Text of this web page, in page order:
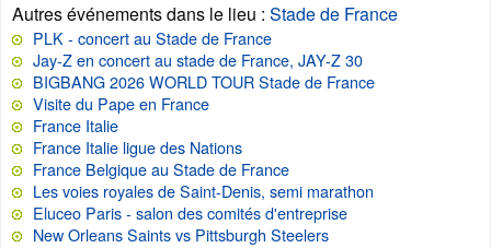
Autres événements dans le lieu : Stade de France
PLK - concert au Stade de France
Jay-Z en concert au stade de France, JAY-Z 30
BIGBANG 2026 WORLD TOUR Stade de France
Visite du Pape en France
France Italie
France Italie ligue des Nations
France Belgique au Stade de France
Les voies royales de Saint-Denis, semi marathon
Eluceo Paris - salon des comités d'entreprise
New Orleans Saints vs Pittsburgh Steelers